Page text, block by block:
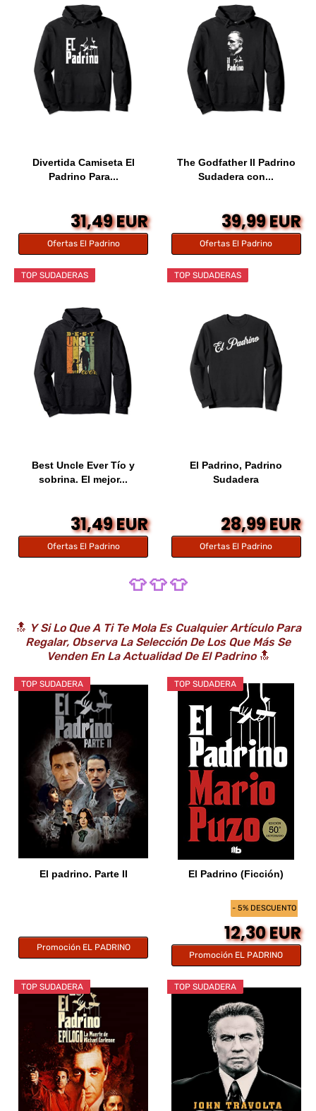
Divertida Camiseta El
Padrino Para...
31,49 EUR
Ofertas El Padrino
The Godfather Il Padrino
Sudadera con...
39,99 EUR
Ofertas El Padrino
TOP SUDADERAS
Best Uncle Ever Tío y
sobrina. El mejor...
31,49 EUR
Ofertas El Padrino
TOP SUDADERAS
El Padrino, Padrino
Sudadera
28,99 EUR
Ofertas El Padrino
👕 👕 👕
🔝 Y Si Lo Que A Ti Te Mola Es Cualquier Artículo Para
Regalar, Observa La Selección De Los Que Más Se
Venden En La Actualidad De El Padrino🔝
TOP SUDADERA
El padrino. Parte II
Promoción EL PADRINO
- 5% DESCUENTO
TOP SUDADERA
El Padrino (Ficción)
12,30 EUR
Promoción EL PADRINO
TOP SUDADERA TOP SUDADERA